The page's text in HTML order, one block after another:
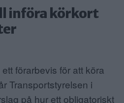
införa körkort
förarbevis för att köra
Transportstyrelsen i
på hur ett obligatoriskt